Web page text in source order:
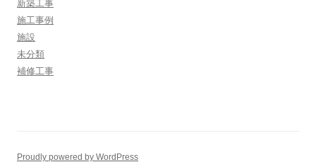
新築工事
施工事例
施設
未分類
補修工事
Proudly powered by WordPress